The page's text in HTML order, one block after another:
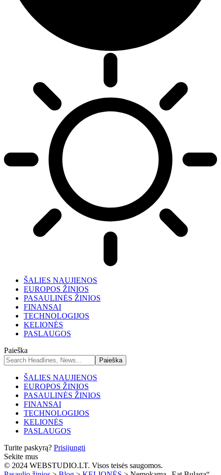
ŠALIES NAUJIENOS
EUROPOS ŽINIOS
PASAULINĖS ŽINIOS
FINANSAI
TECHNOLOGIJOS
KELIONĖS
PASLAUGOS
Paieška
ŠALIES NAUJIENOS
EUROPOS ŽINIOS
PASAULINĖS ŽINIOS
FINANSAI
TECHNOLOGIJOS
KELIONĖS
PASLAUGOS
Turite paskyrą? Prisijungti
Sekite mus
© 2024 WEBSTUDIO.LT. Visos teisės saugomos.